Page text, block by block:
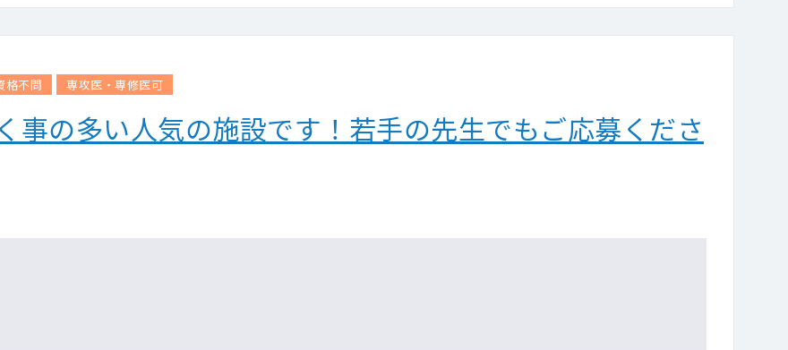
格不問 専攻医・専修医可
事の多い人気の施設です！若手の先生でもご応募くださ